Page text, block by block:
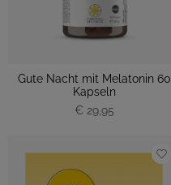
Gute Nacht mit Melatonin 60
Kapseln
€ 29,95